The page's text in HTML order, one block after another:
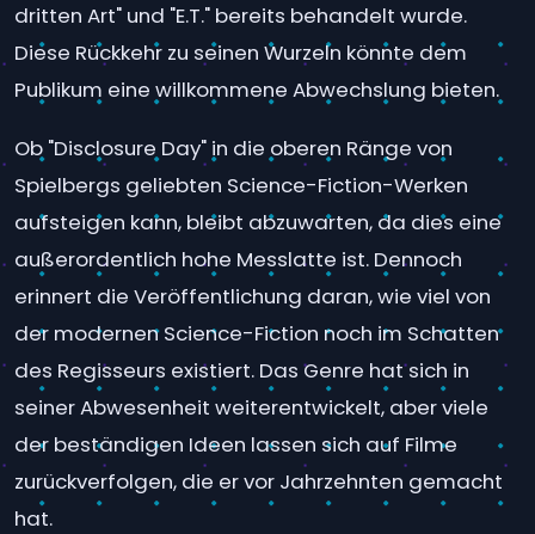
dritten Art" und "E.T." bereits behandelt wurde.
Diese Rückkehr zu seinen Wurzeln könnte dem
Publikum eine willkommene Abwechslung bieten.
Ob "Disclosure Day" in die oberen Ränge von
Spielbergs geliebten Science-Fiction-Werken
aufsteigen kann, bleibt abzuwarten, da dies eine
außerordentlich hohe Messlatte ist. Dennoch
erinnert die Veröffentlichung daran, wie viel von
der modernen Science-Fiction noch im Schatten
des Regisseurs existiert. Das Genre hat sich in
seiner Abwesenheit weiterentwickelt, aber viele
der beständigen Ideen lassen sich auf Filme
zurückverfolgen, die er vor Jahrzehnten gemacht
hat.